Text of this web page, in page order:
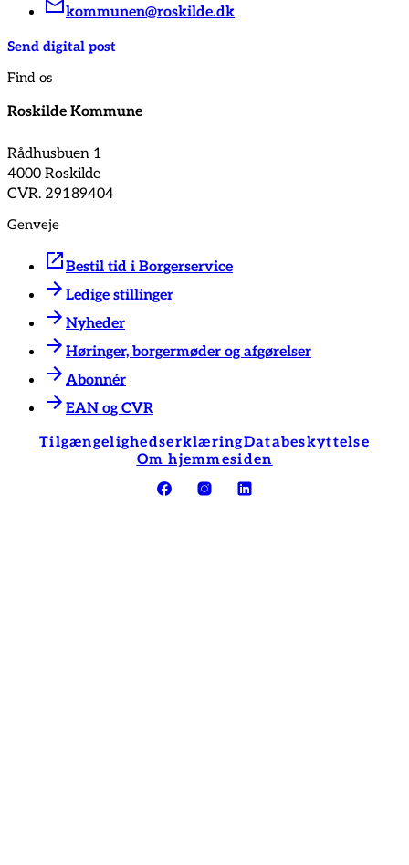
kommunen@roskilde.dk
Send digital post
Find os
Roskilde Kommune
Rådhusbuen 1
4000 Roskilde
CVR. 29189404
Genveje
Bestil tid i Borgerservice
Ledige stillinger
Nyheder
Høringer, borgermøder og afgørelser
Abonnér
EAN og CVR
TilgængelighedserklæringDatabeskyttelse
Om hjemmesiden